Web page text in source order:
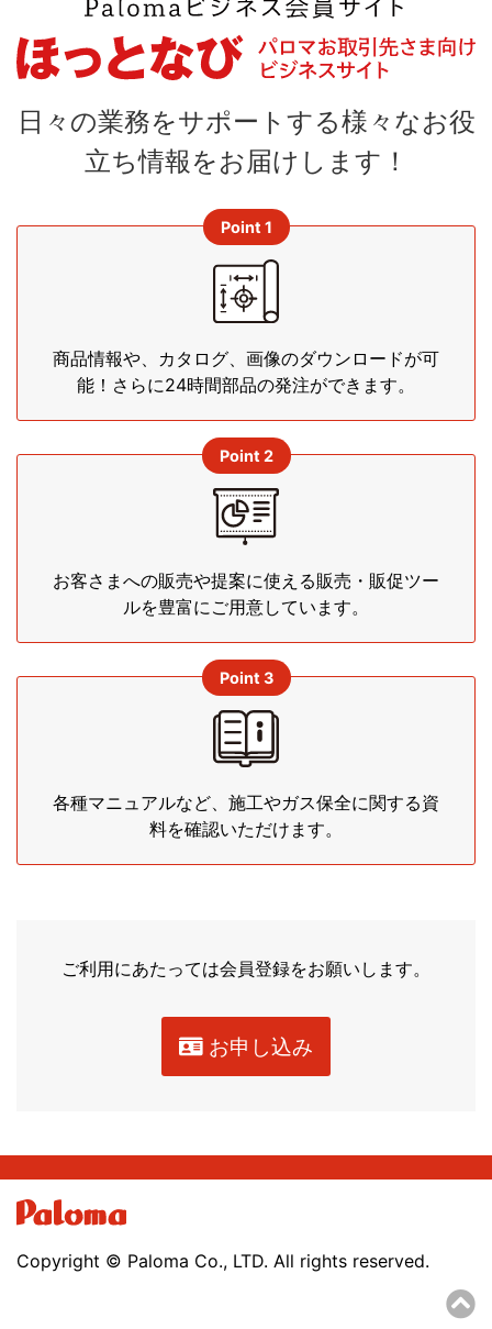
日々の業務をサポートする様々なお役
立ち情報をお届けします！
Point 1
商品情報や、カタログ、画像のダウンロードが可
能！さらに24時間部品の発注ができます。
Point 2
お客さまへの販売や提案に使える販売・販促ツー
ルを豊富にご用意しています。
Point 3
各種マニュアルなど、施工やガス保全に関する資
料を確認いただけます。
ご利用にあたっては会員登録をお願いします。
お申し込み
Copyright © Paloma Co., LTD. All rights reserved.